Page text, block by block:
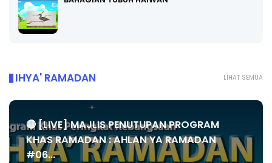
LIHAT SEMUA
IHYA' RAMADAN
🔴 [LIVE] MAJLIS PENUTUPAN PROGRAM
KHAS RAMADAN : AHLAN YA RAMADAN
#06...